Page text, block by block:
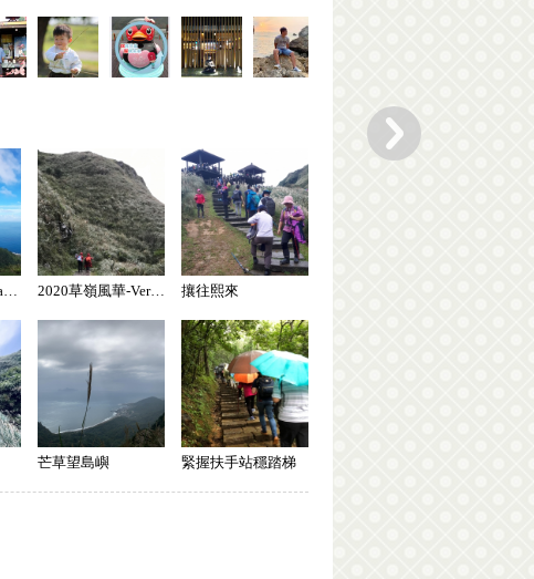
2020草嶺風華-Bang-壯闊草嶺 2020草嶺風華-Vera-打濕瀏海 攘往熙來
芒草望島嶼 緊握扶手站穩踏梯